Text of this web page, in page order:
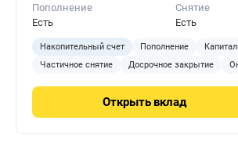
Пополнение
Есть
Снятие
Есть
Накопительный счет Пополнение
Частичное снятие
Досрочное закрытие
Открыть вклад